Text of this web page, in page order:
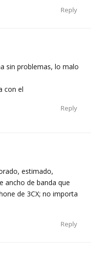
Reply
sin problemas, lo malo
con el
Reply
estimado,
ancho de banda que
de 3CX; no importa
Reply